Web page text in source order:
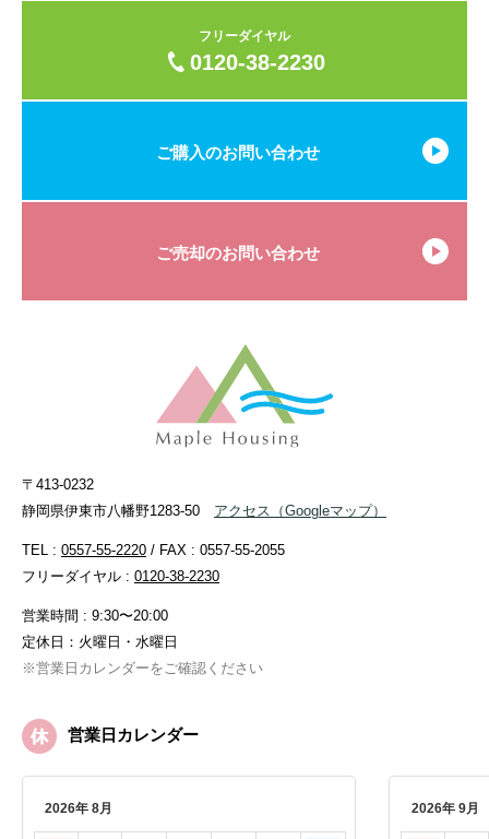
フリーダイヤル
0120-38-2230
ご購入のお問い合わせ
ご売却のお問い合わせ
〒413-0232
静岡県伊東市八幡野1283-50
アクセス （Googleマップ）
TEL : 0557-55-2220 / FAX : 0557-55-2055
フリーダイヤル : 0120-38-2230
営業時間 : 9:30〜20:00
定休日：火曜日・水曜日
※営業日カレンダーをご確認ください
営業日カレンダー
2026年 8月 2026年 9月